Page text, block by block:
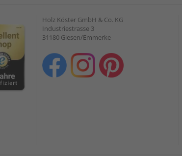
Holz Köster GmbH & Co. KG
Industriestrasse 3
31180 Giesen/Emmerke